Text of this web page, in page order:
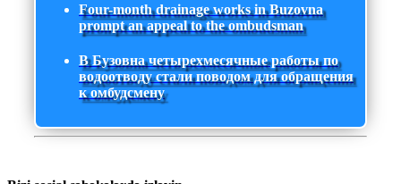
Four-month drainage works in Buzovna
prompt an appeal to the ombudsman
В Бузовна четырехмесячные работы по
водоотводу стали поводом для обращения
к омбудсмену